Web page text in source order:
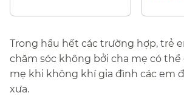
Trong hầu hết các trường hợp, trẻ
chăm sóc không bởi cha mẹ có thể
mẹ khi không khí gia đình các em
xưa.​​